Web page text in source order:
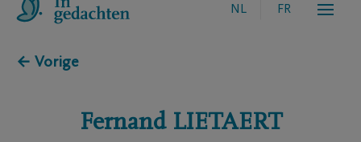
NL FR
← Vorige
Fernand LIETAERT